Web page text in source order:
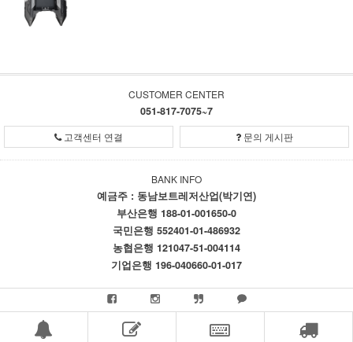
CUSTOMER CENTER
051-817-7075~7
고객센터 연결 문의 게시판
BANK INFO
예금주 : 동남보트레저산업(박기연)
부산은행 188-01-001650-0
국민은행 552401-01-486932
농협은행 121047-51-004114
기업은행 196-040660-01-017